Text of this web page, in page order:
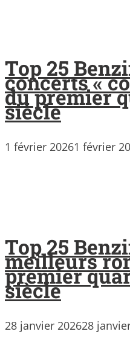
Top 25
concerts «
du premier
siècle
1 février 20261 février
Top 25
meilleurs
premier
siècle
28 janvier 202628